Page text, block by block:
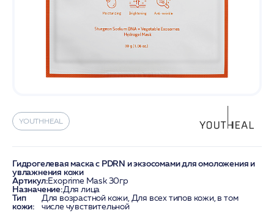
YOUTHHEAL
Гидрогелевая маска с PDRN и экзосомами для омоложения и
увлажнения кожи
Артикул:Exoprime Mask 30гр
Назначение:Для лица
Тип
кожи:
Для возрастной кожи, Для всех типов кожи, в том
числе чувствительной